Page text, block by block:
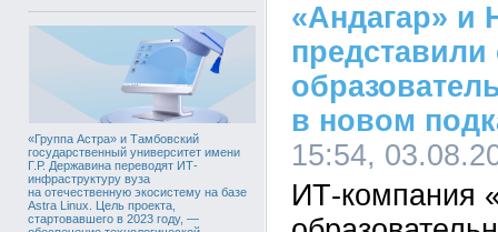
«Группа Астра» и Тамбовский
государственный университет имени
Г.Р. Державина переводят ИТ-
инфраструктуру вуза
на отечественную экосистему на базе
Astra Linux. Цель проекта,
стартовавшего в 2023 году, —
«Андагар» и
в новом
15:54,
ИТ-компания